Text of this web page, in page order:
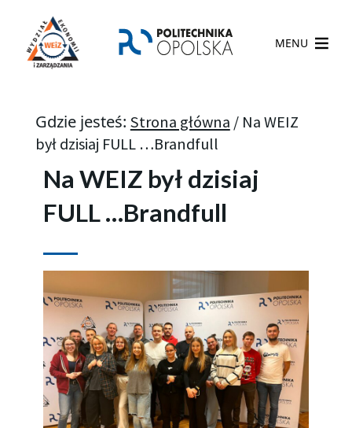
MENU
Gdzie jesteś: Strona główna / Na WEIZ
był dzisiaj FULL …Brandfull
Na WEIZ był dzisiaj
FULL …Brandfull